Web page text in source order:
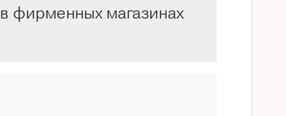
в фирменных магазинах